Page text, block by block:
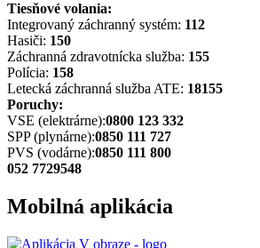
Tiesňové volania:
Integrovaný záchranný systém: 112
Hasiči: 150
Záchranná zdravotnícka služba: 155
Polícia: 158
Letecká záchranná služba ATE: 18155
Poruchy:
VSE (elektrárne):0800 123 332
SPP (plynárne):0850 111 727
PVS (vodárne):0850 111 800
052 7729548
Mobilná aplikácia